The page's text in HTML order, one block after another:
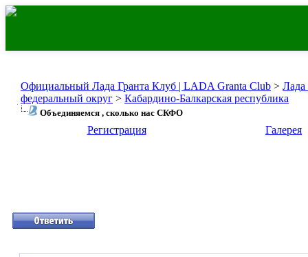
Официальный Лада Гранта Клуб | LADA Granta Club > Лада
федеральный округ > Кабардино-Балкарская республика
Объединяемся , сколько нас СКФО
Регистрация Галерея